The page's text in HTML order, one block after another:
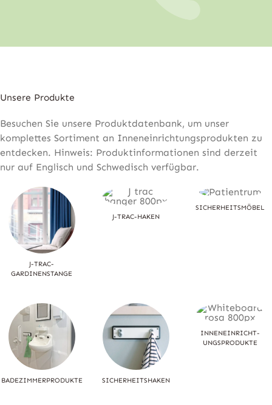
Unsere Produkte
Besuchen Sie unsere Produktdatenbank, um unser
komplettes Sortiment an Inneneinrichtungsprodukten zu
entdecken. Hinweis: Produktinformationen sind derzeit
nur auf Englisch und Schwedisch verfügbar.
J-TRAC-
GARDINENSTANGE
J-TRAC-HAKEN
SICHERHEITSMÖBEL
BADEZIMMERPRODUKTE SICHERHEITSHAKEN
INNENEINRICHT-
UNGSPRODUKTE